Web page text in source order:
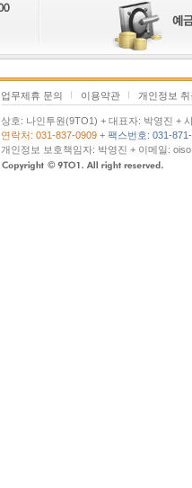
업무제휴 문의 이용약관 개인정보
상호: 나인투원(9TO1) + 대표자: 박영진 +
연락처: 031-837-0909 + 팩스번호: 031-
개인정보 보호책임자: 박영진 + 이메일: